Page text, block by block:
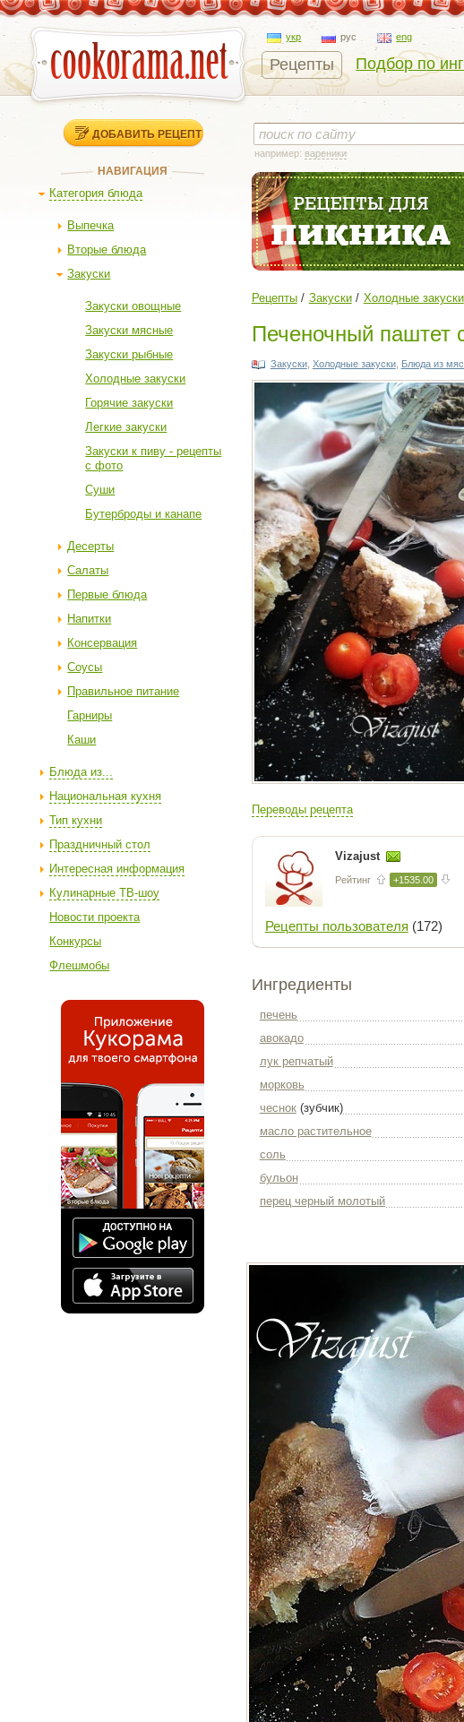
укр рус eng
Рецепты Подбор по
ДОБАВИТЬ РЕЦЕПТ
НАВИГАЦИЯ
Категория блюда
Выпечка
Вторые блюда
Закуски
Закуски овощные
Закуски мясные
Закуски рыбные
Холодные закуски
Горячие закуски
Легкие закуски
Закуски к пиву - рецепты
с фото
Суши
Бутерброды и канапе
Десерты
Салаты
Первые блюда
Напитки
Консервация
Соусы
Правильное питание
Гарниры
Каши
Блюда из...
Национальная кухня
Тип кухни
Праздничный стол
Интересная информация
Кулинарные ТВ-шоу
Новости проекта
Конкурсы
Флешмобы
например: вареники
Рецепты Закуски Холодные закуски
Печеночный паштет
Закуски, Холодные закуски, Блюда из
Переводы рецепта
Vizajust
Рейтинг +1535.00
Рецепты пользователя (172)
Ингредиенты
печень
авокадо
лук репчатый
морковь
чеснок(зубчик)
масло растительное
соль
бульон
перец черный молотый